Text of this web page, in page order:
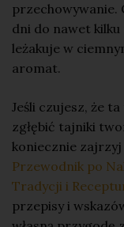
przechowywanie.
dni do nawet kilku
leżakuje w
aromat.
Jeśli czujesz, że
zgłębić tajniki
koniecznie zajrzyj
Przewodnik po
Tradycji i
przepisy i